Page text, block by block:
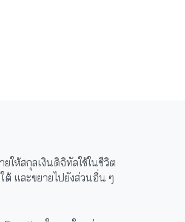
ให้สกุลเงินดิจิทัลใช้ในชีวิต
ต้ และขยายไปยังส่วนอื่น ๆ